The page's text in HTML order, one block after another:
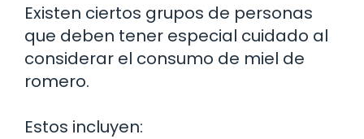
Existen ciertos grupos de personas
que deben tener especial cuidado al
considerar el consumo de miel de
romero.
Estos incluyen: